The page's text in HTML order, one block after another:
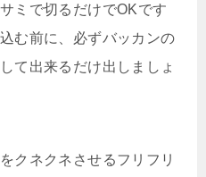
ミで切るだけでOKです
む前に、必ずバッカンの
て出来るだけ出しましょ
クネクネさせるフリフリ